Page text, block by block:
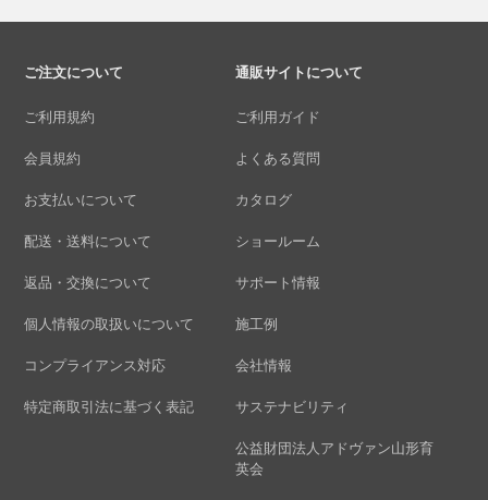
ご注文について
ご利用規約
会員規約
お支払いについて
配送・送料について
返品・交換について
個人情報の取扱いについて
コンプライアンス対応
特定商取引法に基づく表記
通販サイトについて
ご利用ガイド
よくある質問
カタログ
ショールーム
サポート情報
施工例
会社情報
サステナビリティ
公益財団法人アドヴァン山形育
英会